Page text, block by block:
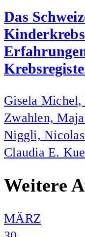
Das
Gisela
Zwahlen,
Niggli,
Claudia E.
Weitere
MÄRZ